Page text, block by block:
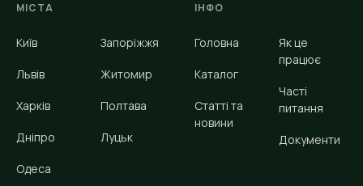
МІСТА
Київ
Львів
Харків
Дніпро
Одеса
Запоріжжя
Житомир
Полтава
Луцьк
ІНФО
Головна
Каталог
Статті та
новини
Як це
працює
Часті
питання
Документи